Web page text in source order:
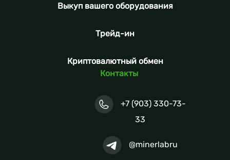
Выкуп вашего оборудования
Трейд-ин
Криптовалютный обмен
Контакты
+7 (903) 330-73-
33
@minerlabru